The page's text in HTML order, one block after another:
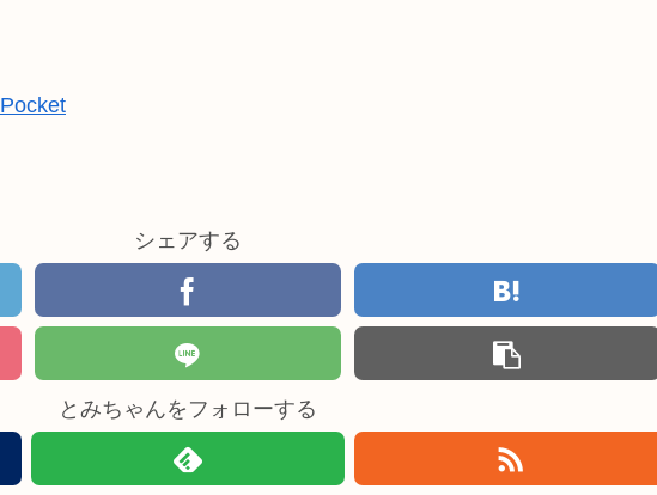
Pocket
シェアする
とみちゃんをフォローする